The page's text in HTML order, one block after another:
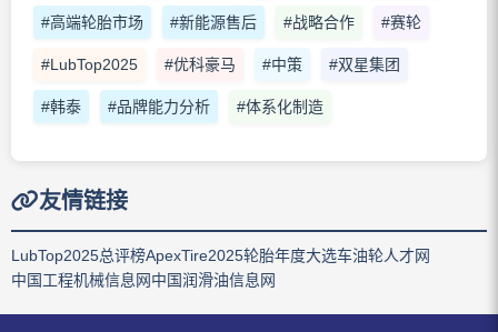
#高端轮胎市场 #新能源售后 #战略合作 #赛轮
#LubTop2025 #优科豪马 #中策 #双星集团
#韩泰 #品牌能力分析 #体系化制造
友情链接
LubTop2025总评榜ApexTire2025轮胎年度大选车油轮人才网
中国工程机械信息网中国润滑油信息网